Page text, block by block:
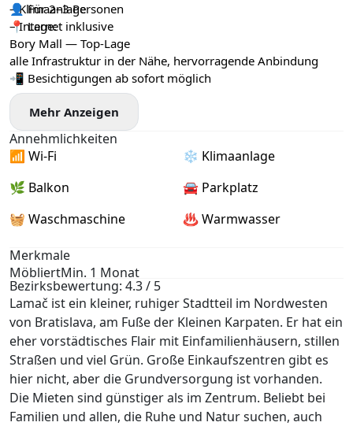
– Klimaanlage
– Internet inklusive
👤 Für 2–3 Personen
📍 Lage:
Bory Mall — Top-Lage
alle Infrastruktur in der Nähe, hervorragende Anbindung
📲 Besichtigungen ab sofort möglich
Mehr Anzeigen
Annehmlichkeiten
📶 Wi-Fi
❄️ Klimaanlage
🌿 Balkon
🚘 Parkplatz
🧺 Waschmaschine
♨️ Warmwasser
Merkmale
MöbliertMin. 1 Monat
Bezirksbewertung: 4.3 / 5
Lamač ist ein kleiner, ruhiger Stadtteil im Nordwesten
von Bratislava, am Fuße der Kleinen Karpaten. Er hat ein
eher vorstädtisches Flair mit Einfamilienhäusern, stillen
Straßen und viel Grün. Große Einkaufszentren gibt es
hier nicht, aber die Grundversorgung ist vorhanden.
Die Mieten sind günstiger als im Zentrum. Beliebt bei
Familien und allen, die Ruhe und Natur suchen, auch